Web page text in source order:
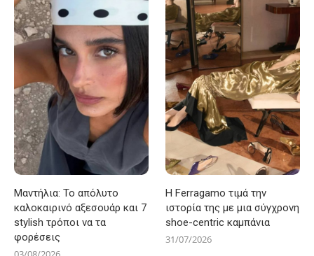
Μαντήλια: Το απόλυτο
καλοκαιρινό αξεσουάρ και 7
stylish τρόποι να τα
φορέσεις
Η Ferragamo τιμά την
ιστορία της με μια σύγχρονη
shoe-centric καμπάνια
31/07/2026